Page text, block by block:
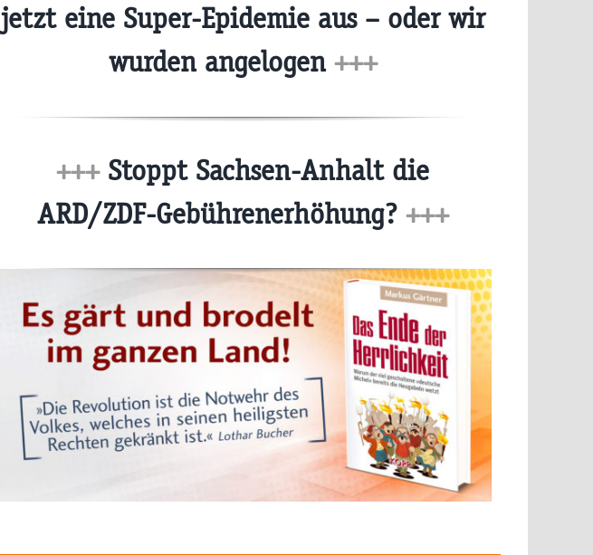
jetzt eine Super-Epidemie aus – oder wir
wurden angelogen +++
+++Stoppt Sachsen-Anhalt die
ARD/ZDF-Gebührenerhöhung? +++